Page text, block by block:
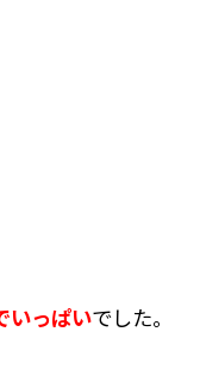
いっぱいでした。